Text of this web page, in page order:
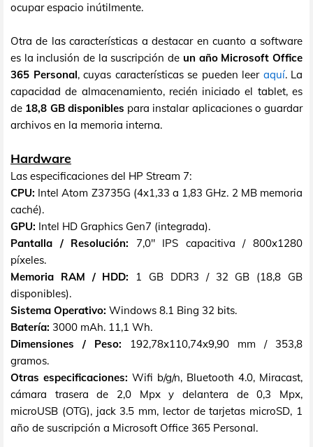
ocupar espacio inútilmente.
Otra de las características a destacar en cuanto a software
es la inclusión de la suscripción de un año Microsoft Office
365 Personal, cuyas características se pueden leer aquí. La
capacidad de almacenamiento, recién iniciado el tablet, es
de 18,8 GB disponibles para instalar aplicaciones o guardar
archivos en la memoria interna.
Hardware
Las especificaciones del HP Stream 7:
CPU: Intel Atom Z3735G (4x1,33 a 1,83 GHz. 2 MB memoria
caché).
GPU: Intel HD Graphics Gen7 (integrada).
Pantalla / Resolución: 7,0" IPS capacitiva / 800x1280
píxeles.
Memoria RAM / HDD: 1 GB DDR3 / 32 GB (18,8 GB
disponibles).
Sistema Operativo: Windows 8.1 Bing 32 bits.
Batería: 3000 mAh. 11,1 Wh.
Dimensiones / Peso: 192,78x110,74x9,90 mm / 353,8
gramos.
Otras especificaciones: Wifi b/g/n, Bluetooth 4.0, Miracast,
cámara trasera de 2,0 Mpx y delantera de 0,3 Mpx,
microUSB (OTG), jack 3.5 mm, lector de tarjetas microSD, 1
año de suscripción a Microsoft Office 365 Personal.